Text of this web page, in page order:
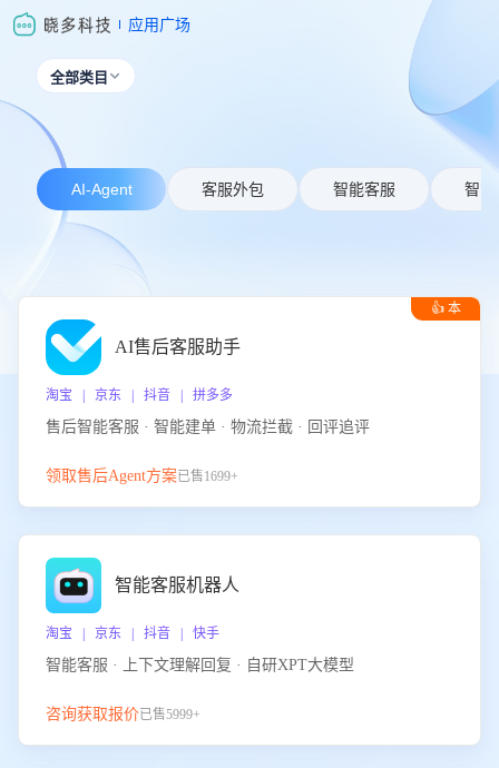
应用广场
全部类目 
AI-Agent 客服外包 智能客服 智能
👍 本
AI售后客服助手
淘宝 | 京东 | 抖音 | 拼多多
售后智能客服 · 智能建单 · 物流拦截 · 回评追评
领取售后Agent方案已售1699+
智能客服机器人
淘宝 | 京东 | 抖音 | 快手
智能客服 · 上下文理解回复 · 自研XPT大模型
咨询获取报价已售5999+